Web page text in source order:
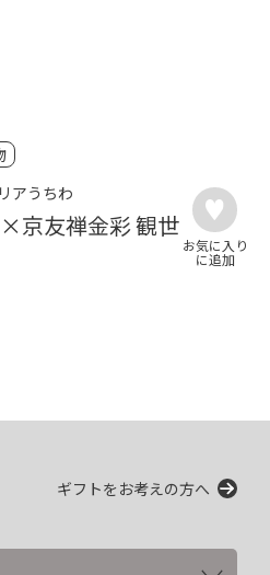
アうちわ
京友禅金彩 観世
ギフトをお考えの方へ